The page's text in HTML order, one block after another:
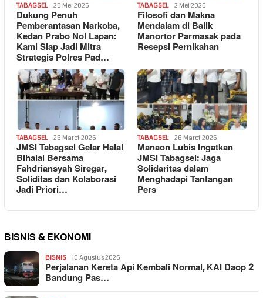
TABAGSEL 20 Mei 2026
Dukung Penuh
Pemberantasan Narkoba,
Kedan Prabo Nol Lapan:
Kami Siap Jadi Mitra
Strategis Polres Pad…
TABAGSEL 2 Mei 2026
Filosofi dan Makna
Mendalam di Balik
Manortor Parmasak pada
Resepsi Pernikahan
TABAGSEL 26 Maret 2026
JMSI Tabagsel Gelar Halal
Bihalal Bersama
Fahdriansyah Siregar,
Soliditas dan Kolaborasi
Jadi Priori…
TABAGSEL 26 Maret 2026
Manaon Lubis Ingatkan
JMSI Tabagsel: Jaga
Solidaritas dalam
Menghadapi Tantangan
Pers
BISNIS & EKONOMI
BISNIS 10 Agustus 2026
Perjalanan Kereta Api Kembali Normal, KAI Daop 2
Bandung Pas…